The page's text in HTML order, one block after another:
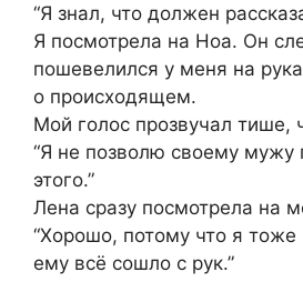
“Я знал, что должен
Я посмотрела на Ноа. Он
пошевелился у меня на
о происходящем.
Мой голос прозвучал тише,
“Я не позволю своему мужу
этого.”
Лена сразу посмотрела на
“Хорошо, потому что я тоже
ему всё сошло с рук.”